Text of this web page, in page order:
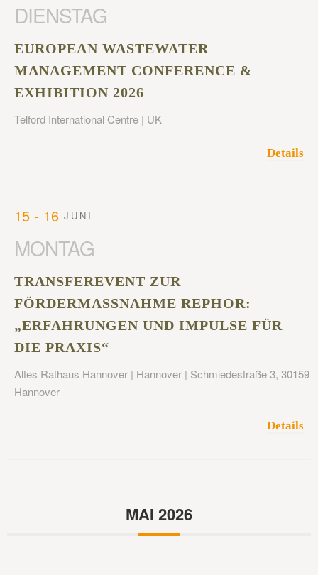
DIENSTAG
EUROPEAN WASTEWATER
MANAGEMENT CONFERENCE &
EXHIBITION 2026
Telford International Centre | UK
Details
15 - 16 JUNI
MONTAG
TRANSFEREVENT ZUR
FÖRDERMASSNAHME REPHOR: „
ERFAHRUNGEN UND IMPULSE FÜR D
IE PRAXIS“
Altes Rathaus Hannover | Hannover | Schmiedestraße 3, 30159
Hannover
Details
MAI 2026